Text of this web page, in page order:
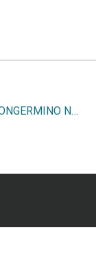
RAPHAEL BUONGERMINO NETTO